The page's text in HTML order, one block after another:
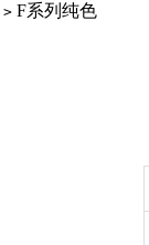
> F系列纯色